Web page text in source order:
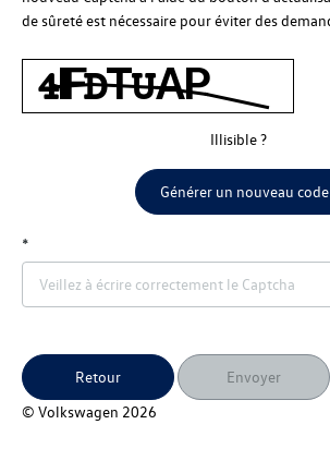
de sûreté est nécessaire pour éviter des
Illisible ?
Générer un nouveau code
Retour
Envoyer
© Volkswagen 2026